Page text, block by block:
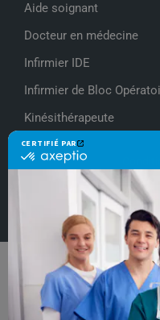
Aide soignant
Docteur en médecine
Infirmier IDE
Infirmier de Bloc
Kinésithérapeute
Politique de